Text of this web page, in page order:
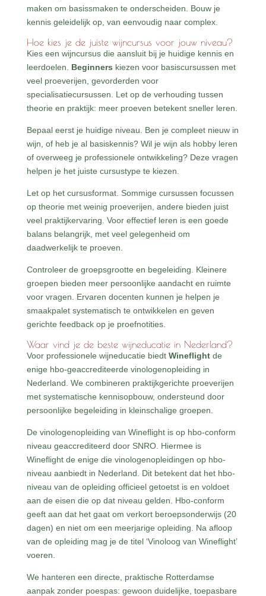
maken om basissmaken te onderscheiden. Bouw je
kennis geleidelijk op, van eenvoudig naar complex.
Hoe kies je de juiste wijncursus voor jouw niveau?
Kies een wijncursus die aansluit bij je huidige kennis en
leerdoelen. Beginners kiezen voor basiscursussen met
veel proeverijen, gevorderden voor
specialisatiecursussen. Let op de verhouding tussen
theorie en praktijk: meer proeven betekent sneller leren.
Bepaal eerst je huidige niveau. Ben je compleet nieuw in
wijn, of heb je al basiskennis? Wil je wijn als hobby leren
of overweeg je professionele ontwikkeling? Deze vragen
helpen je het juiste cursustype te kiezen.
Let op het cursusformat. Sommige cursussen focussen
op theorie met weinig proeverijen, andere bieden juist
veel praktijkervaring. Voor effectief leren is een goede
balans belangrijk, met veel gelegenheid om
daadwerkelijk te proeven.
Controleer de groepsgrootte en begeleiding. Kleinere
groepen bieden meer persoonlijke aandacht en ruimte
voor vragen. Ervaren docenten kunnen je helpen je
smaakpalet systematisch te ontwikkelen en geven
gerichte feedback op je proefnotities.
Waar vind je de beste wijneducatie in Nederland?
Voor professionele wijneducatie biedt Wineflightde
enige hbo-geaccrediteerde vinologenopleiding in
Nederland. We combineren praktijkgerichte proeverijen
met systematische kennisopbouw, ondersteund door
persoonlijke begeleiding in kleinschalige groepen.
De vinologenopleiding van Wineflight is op hbo-conform
niveau geaccrediteerd door SNRO. Hiermee is
Wineflight de enige die vinologenopleidingen op hbo-
niveau aanbiedt in Nederland. Dit betekent dat het hbo-
niveau van de opleiding officieel getoetst is en voldoet
aan de eisen die op dat niveau gelden. Hbo-conform
geeft aan dat het gaat om verkort beroepsonderwijs (20
dagen) en niet om een meerjarige opleiding. Na afloop
van de opleiding mag je de titel ‘Vinoloog van Wineflight’
voeren.
We hanteren een directe, praktische Rotterdamse
aanpak zonder poespas: gewoon duidelijke, toepasbare